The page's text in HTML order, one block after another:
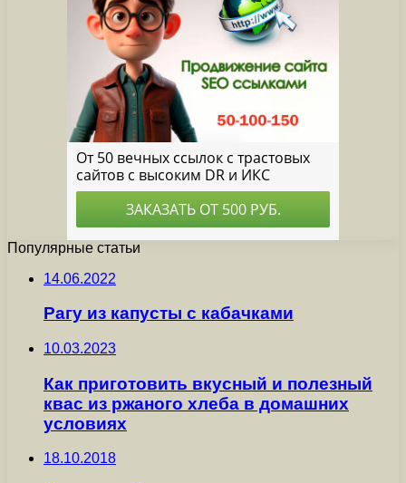
Популярные статьи
14.06.2022
Рагу из капусты с кабачками
10.03.2023
Как приготовить вкусный и полезный
квас из ржаного хлеба в домашних
условиях
18.10.2018